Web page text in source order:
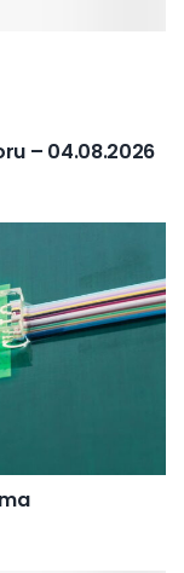
– 04.08.2026